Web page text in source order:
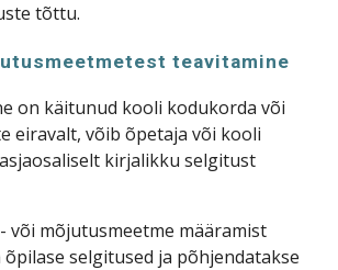
tõttu.
teavitamine
on käitunud kooli kodukorda või
eiravalt, võib õpetaja või kooli
kirjalikku selgitust
või mõjutusmeetme määramist
selgitused ja põhjendatakse